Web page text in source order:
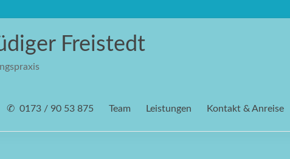
Freistedt
✆ ‭ 0173 / 90 53 875‬ Team Leistungen Kontakt & Anreise